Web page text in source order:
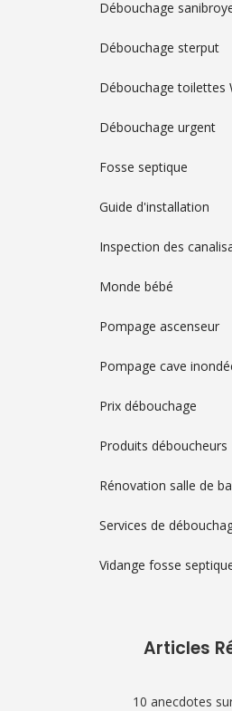
Débouchage
Débouchage sterput
Débouchage toilettes
Débouchage urgent
Fosse septique
Guide d'installation
Inspection des
Monde bébé
Pompage ascenseur
Pompage cave
Prix débouchage
Produits déboucheurs
Rénovation salle de
Services de
Vidange fosse
Articles
10 anecdotes